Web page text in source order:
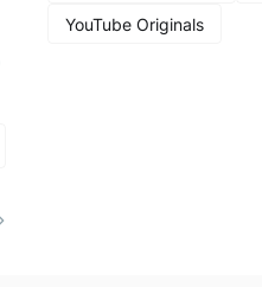
YouTube Originals